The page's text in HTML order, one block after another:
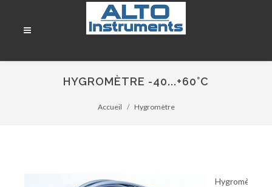
HYGROMÈTRE -40...+60°C
Accueil Hygromètre
Hygromètre